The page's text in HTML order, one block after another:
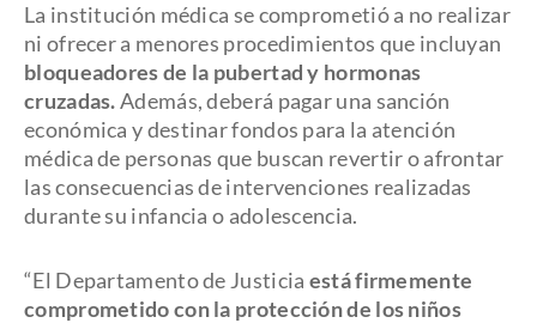
La institución médica se comprometió a no realizar
ni ofrecer a menores procedimientos que incluyan
bloqueadores de la pubertad y hormonas
cruzadas.Además, deberá pagar una sanción
económica y destinar fondos para la atención
médica de personas que buscan revertir o afrontar
las consecuencias de intervenciones realizadas
durante su infancia o adolescencia.
“El Departamento de Justicia está firmemente
comprometido con la protección de los niños